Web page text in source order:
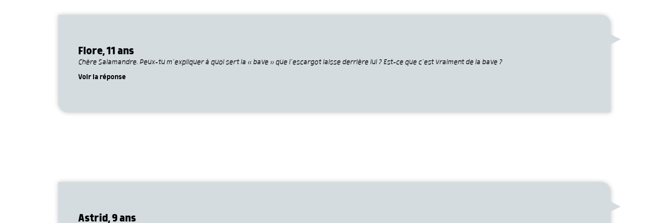
Flore, 11 ans
Chère Salamandre. Peux-tu m’expliquer à quoi sert la « bave » que l’escargot laisse derrière lui ? Est-ce que c’est vraiment de la bave ?
Voir la réponse
Astrid, 9 ans